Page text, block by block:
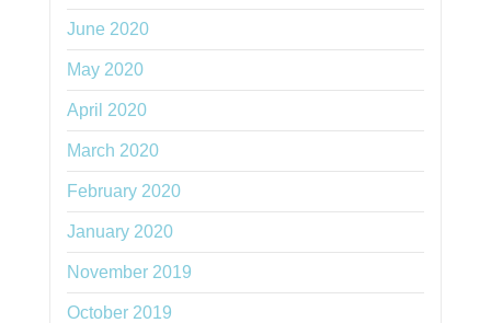
June 2020
May 2020
April 2020
March 2020
February 2020
January 2020
November 2019
October 2019